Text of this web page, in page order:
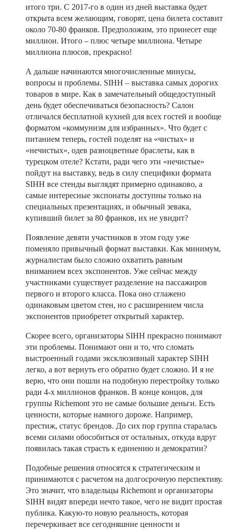
итого три. С 2017-го в один из дней выставка будет
открыта всем желающим, говорят, цена билета составит
около 70-80 франков. Предположим, это принесет еще
миллион. Итого – плюс четыре миллиона. Четыре
миллиона плюсов, прекрасно!
А дальше начинаются многочисленные минусы,
вопросы и проблемы. SIHH – выставка самых дорогих
товаров в мире. Как в замечательный общедоступный
день будет обеспечиваться безопасность? Салон
отличался бесплатной кухней для всех гостей и вообще
форматом «коммунизм для избранных». Что будет с
питанием теперь, гостей поделят на «чистых» и
«нечистых», одев разноцветные браслеты, как в
турецком отеле? Кстати, ради чего эти «нечистые»
пойдут на выставку, ведь в силу специфики формата
SIHH все стенды выглядят примерно одинаково, а
самые интересные экспонаты доступны только на
специальных презентациях, и обычный зевака,
купивший билет за 80 франков, их не увидит?
Появление девяти участников в этом году уже
поменяло привычный формат выставки. Как минимум,
журналистам было сложно охватить равным
вниманием всех экспонентов. Уже сейчас между
участниками существует разделение на пассажиров
первого и второго класса. Пока оно сглажено
одинаковым цветом стен, но с расширением числа
экспонентов приобретет открытый характер.
Скорее всего, организаторы SIHH прекрасно понимают
эти проблемы. Понимают они и то, что сломать
выстроенный годами эксклюзивный характер SIHH
легко, а вот вернуть его обратно будет сложно. И я не
верю, что они пошли на подобную перестройку только
ради 4-х миллионов франков. В конце концов, для
группы Richemont это не самые большие деньги. Есть
ценности, которые намного дороже. Например,
престиж, статус брендов. До сих пор группа старалась
всеми силами обособиться от остальных, откуда вдруг
появилась такая страсть к единению и демократии?
Подобные решения относятся к стратегическим и
принимаются с расчетом на долгосрочную перспективу.
Это значит, что владельцы Richemont и организаторы
SIHH видят впереди нечто такое, чего не видит простая
публика. Какую-то новую реальность, которая
перечеркивает все сегодняшние ценности и